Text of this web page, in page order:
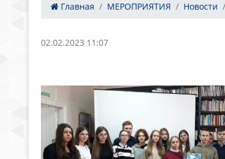
Главная МЕРОПРИЯТИЯ Новости
02.02.2023 11:07